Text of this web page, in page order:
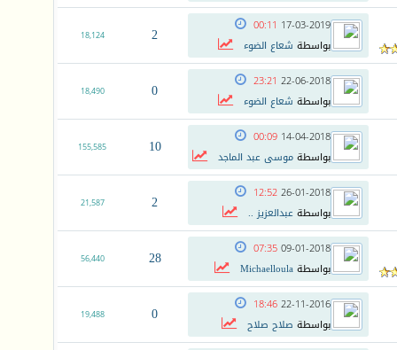
17-03-2019
00:11
بواسطة شعاع الضوء 2
18,124
22-06-2018
23:21
بواسطة شعاع الضوء 0
18,490
14-04-2018
00:09
بواسطةموسى عبد الماجد 10
155,585
26-01-2018
12:52
بواسطةعبدالعزيز .. 2
21,587
09-01-2018
07:35
بواسطةMichaelloula
28
56,440
22-11-2016
18:46
بواسطة صلاح صلاح 0
19,488